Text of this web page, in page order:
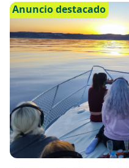
Anuncio destacado